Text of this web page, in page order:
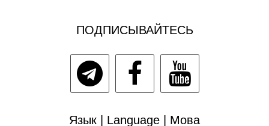
ПОДПИСЫВАЙТЕСЬ
Язык | Language | Мова